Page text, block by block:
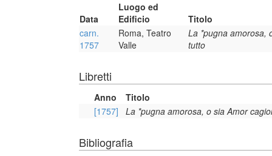
Data
Luogo ed
Edificio
Titolo
carn.
1757
Roma, Teatro
Valle
La *pugna amorosa,
tutto
Libretti
Anno
Titolo
[1757]
La *pugna amorosa, o sia Amor
Bibliografia